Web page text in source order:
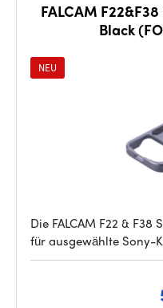
FALCAM
Black
NEU
Die FALCAM F22 &
für ausgewählte Sony-